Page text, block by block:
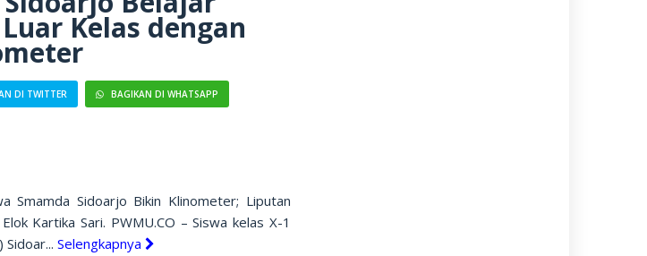
Kelas dengan
DI TWITTER BAGIKAN DI WHATSAPP
Smamda Sidoarjo Bikin Klinometer; Liputan
Kartika Sari. PWMU.CO – Siswa kelas X-1
Sidoar...Selengkapnya